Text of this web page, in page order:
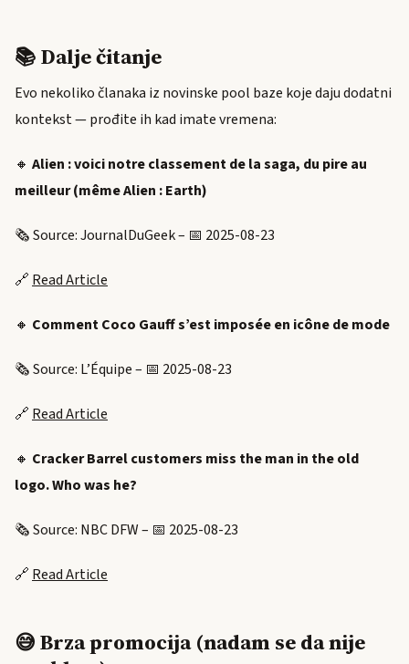
📚 Dalje čitanje
Evo nekoliko članaka iz novinske pool baze koje daju dodatni
kontekst — prođite ih kad imate vremena:
🔸 Alien : voici notre classement de la saga, du pire au
meilleur (même Alien : Earth)
🗞️ Source: JournalDuGeek – 📅 2025-08-23
🔗 Read Article
🔸 Comment Coco Gauff s’est imposée en icône de mode
🗞️ Source: L’Équipe – 📅 2025-08-23
🔗 Read Article
🔸 Cracker Barrel customers miss the man in the old
logo. Who was he?
🗞️ Source: NBC DFW – 📅 2025-08-23
🔗 Read Article
😅 Brza promocija (nadam se da nije